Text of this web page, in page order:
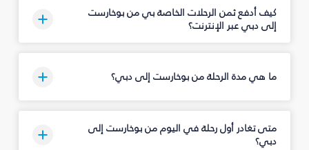
كيف أدفع ثمن الرحلات الخاصة بي من بوخارست
إلى دبي عبر الإنترنت؟
ما هي مدة الرحلة من بوخارست إلى دبي؟
متى تغادر أول رحلة في اليوم من بوخارست إلى
دبي؟